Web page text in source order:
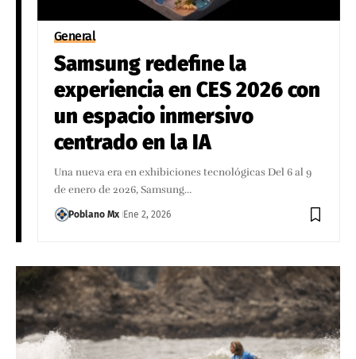
General
Samsung redefine la
experiencia en CES 2026 con
un espacio inmersivo
centrado en la IA
Una nueva era en exhibiciones tecnológicas Del 6 al 9
de enero de 2026, Samsung…
Poblano Mx Ene 2, 2026